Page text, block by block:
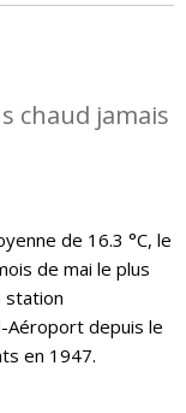
chaud jamais
de 16.3 °C, le
de mai le plus
station
Aéroport depuis le
en 1947.